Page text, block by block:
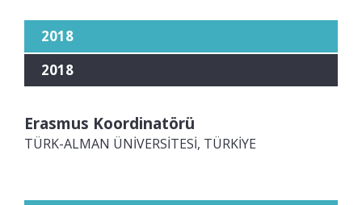
2018
2018
Erasmus Koordinatörü
TÜRK-ALMAN ÜNİVERSİTESİ, TÜRKİYE